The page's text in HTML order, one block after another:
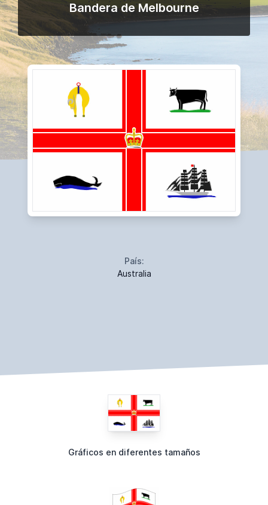
Bandera de Melbourne
País:
Australia
Gráficos en diferentes tamaños